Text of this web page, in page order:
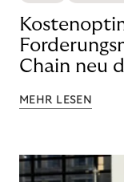
Chain neu
MEHR LESEN